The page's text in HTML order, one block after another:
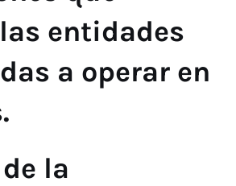
entidades
a operar en
la